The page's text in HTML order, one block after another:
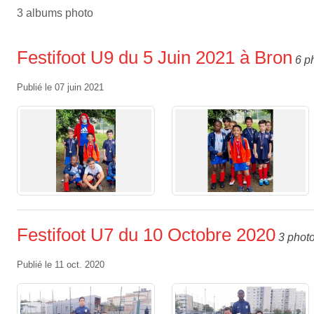
3 albums photo
Festifoot U9 du 5 Juin 2021 à Bron 6
Publié le 07 juin 2021
Festifoot U7 du 10 Octobre 2020 3
Publié le 11 oct. 2020